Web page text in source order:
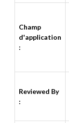
Champ
d'application
:
Reviewed By
: